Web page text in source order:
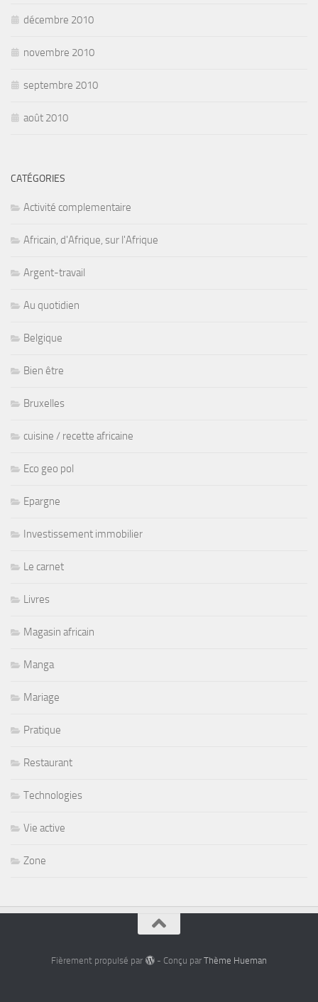
décembre 2010
novembre 2010
septembre 2010
août 2010
CATÉGORIES
Activité complementaire
Africain, d'Afrique, sur l'Afrique
Argent-travail
Au quotidien
Belgique
Bien être
Bruxelles
cuisine / recette africaine
Eco geo pol
Epargne
Investissement immobilier
Le carnet
Livres
Magasin africain
Manga
Mariage
Pratique
Restaurant
Technologies
Vie active
Zone
Fièrement propulsé par - Conçu par Thème Hueman